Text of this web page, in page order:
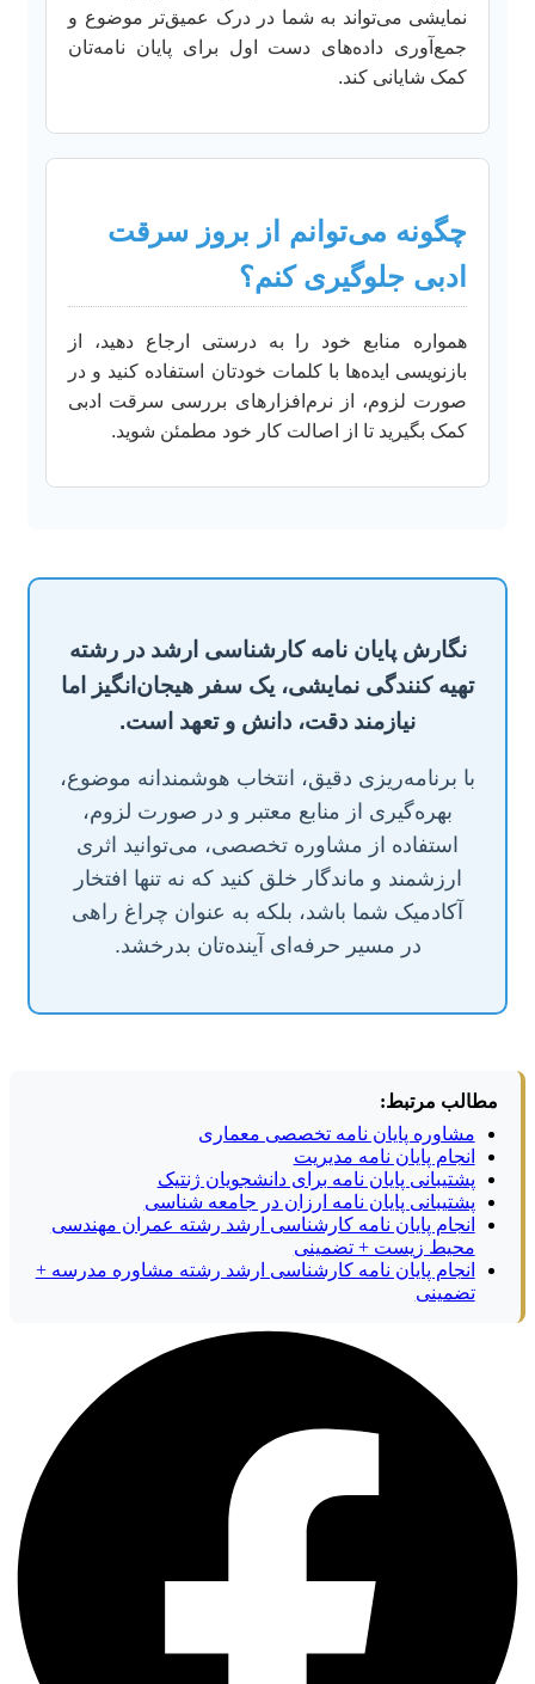
نمایشی می‌تواند به شما در درک عمیق‌تر موضوع و
جمع‌آوری داده‌های دست اول برای پایان نامه‌تان
کمک شایانی کند.
چگونه می‌توانم از بروز سرقت
ادبی جلوگیری کنم؟
همواره منابع خود را به درستی ارجاع دهید، از
بازنویسی ایده‌ها با کلمات خودتان استفاده کنید و در
صورت لزوم، از نرم‌افزارهای بررسی سرقت ادبی
کمک بگیرید تا از اصالت کار خود مطمئن شوید.
نگارش پایان نامه کارشناسی ارشد در رشته
تهیه کنندگی نمایشی، یک سفر هیجان‌انگیز اما
نیازمند دقت، دانش و تعهد است.
با برنامه‌ریزی دقیق، انتخاب هوشمندانه موضوع،
بهره‌گیری از منابع معتبر و در صورت لزوم،
استفاده از مشاوره تخصصی، می‌توانید اثری
ارزشمند و ماندگار خلق کنید که نه تنها افتخار
آکادمیک شما باشد، بلکه به عنوان چراغ راهی
در مسیر حرفه‌ای آینده‌تان بدرخشد.
مطالب مرتبط:
مشاوره پایان نامه تخصصی معماری
انجام پایان نامه مدیریت
پشتیبانی پایان نامه برای دانشجویان ژنتیک
پشتیبانی پایان نامه ارزان در جامعه شناسی
انجام پایان نامه کارشناسی ارشد رشته عمران مهندسی
محیط زیست + تضمینی
انجام پایان نامه کارشناسی ارشد رشته مشاوره مدرسه +
تضمینی